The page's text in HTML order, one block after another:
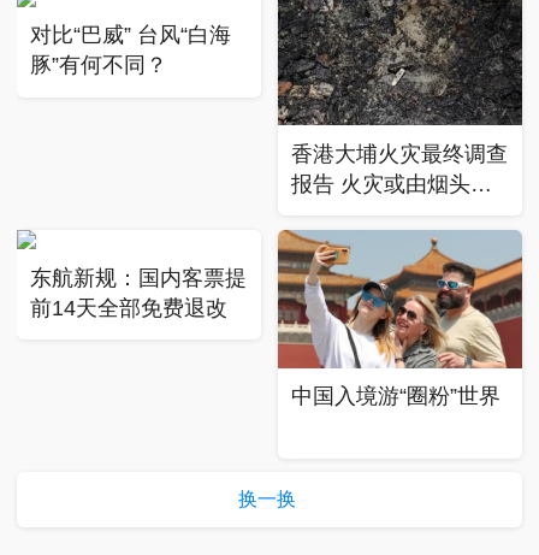
对比“巴威” 台风“白海
豚”有何不同？
香港大埔火灾最终调查
报告 火灾或由烟头引
东航新规：国内客票提
前14天全部免费退改
中国入境游“圈粉”世界
换一换